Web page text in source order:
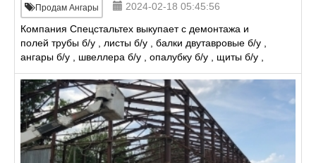
Продам Ангары
2024-02-18 05:45:56
Компания Спецстальтех выкупает с демонтажа и
полей трубы б/у , листы б/у , балки двутавровые б/у ,
ангары б/у , швеллера б/у , опалубку б/у , щиты б/у ,
Арматура лежалая и новую , Шпунт Ларсена , Ло